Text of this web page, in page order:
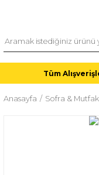
Tüm
Anasayfa Sofra & Mutfak